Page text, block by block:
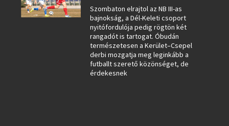
Szombaton elrajtol az NB III-as
bajnokság, a Dél-Keleti csoport
nyitófordulója pedig rögtön két
rangadót is tartogat. Óbudán
természetesen a Kerület–Csepel
derbi mozgatja meg leginkább a
futballt szerető közönséget, de
érdekesnek